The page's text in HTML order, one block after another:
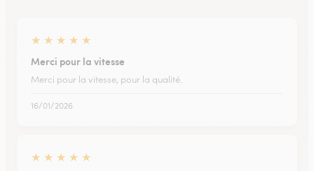
★ ★ ★ ★ ★
Merci pour la vitesse
Merci pour la vitesse, pour la qualité.
16/01/2026
★ ★ ★ ★ ★